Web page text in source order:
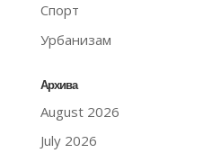
Спорт
Урбанизам
Архива
August 2026
July 2026